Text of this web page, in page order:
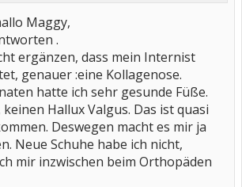
Maggy,
.
ergänzen, dass mein Internist
genauer :eine Kollagenose.
hatte ich sehr gesunde Füße.
Hallux Valgus. Das ist quasi
Deswegen macht es mir ja
Neue Schuhe habe ich nicht,
mir inzwischen beim Orthopäden